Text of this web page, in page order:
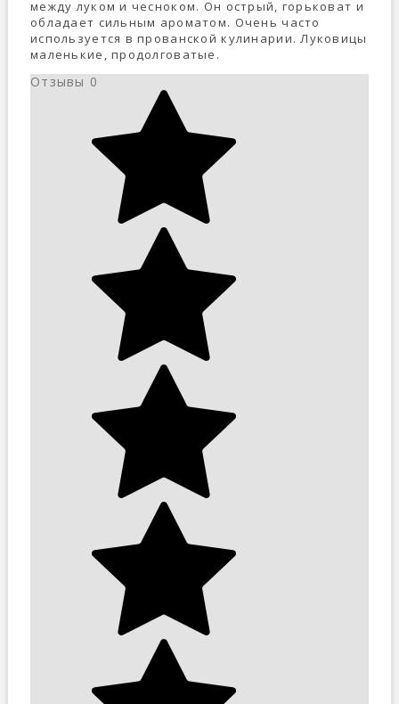
между луком и чесноком. Он острый, горьковат и
обладает сильным ароматом. Очень часто
используется в прованской кулинарии. Луковицы
маленькие, продолговатые.
Отзывы 0